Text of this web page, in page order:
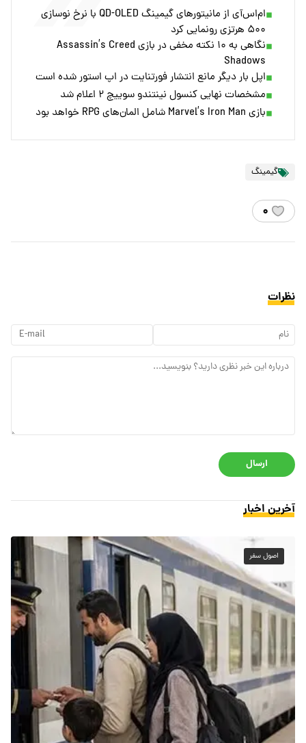
ام‌اس‌آی از مانیتورهای گیمینگ QD-OLED با نرخ نوسازی
۵۰۰ هرتزی رونمایی کرد
نگاهی به ۱۰ نکته مخفی در بازی Assassin’s Creed
Shadows
اپل بار دیگر مانع انتشار فورتنایت در اپ استور شده است
مشخصات نهایی کنسول نینتندو سوییچ ۲ اعلام شد
بازی Marvel’s Iron Man شامل المان‌های RPG خواهد بود
گیمینگ
۰
نظرات
ارسال
آخرین اخبار
اصول سفر